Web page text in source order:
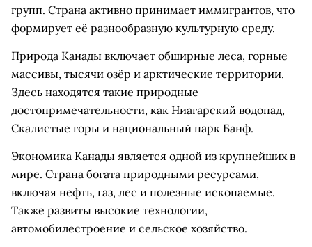
групп. Страна активно принимает иммигрантов, что
формирует её разнообразную культурную среду.
Природа Канады включает обширные леса, горные
массивы, тысячи озёр и арктические территории.
Здесь находятся такие природные
достопримечательности, как Ниагарский водопад,
Скалистые горы и национальный парк Банф.
Экономика Канады является одной из крупнейших в
мире. Страна богата природными ресурсами,
включая нефть, газ, лес и полезные ископаемые.
Также развиты высокие технологии,
автомобилестроение и сельское хозяйство.